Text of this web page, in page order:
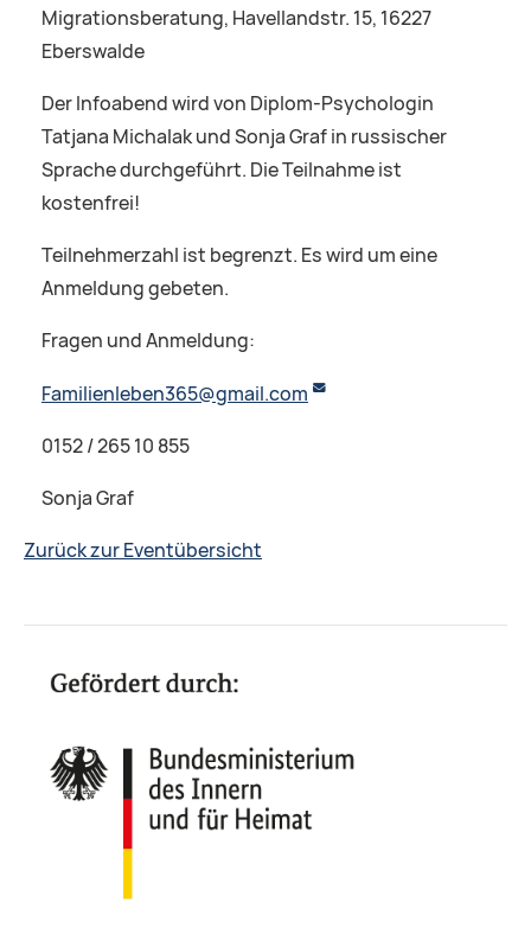
Migrationsberatung, Havellandstr. 15, 16227
Eberswalde
Der Infoabend wird von Diplom-Psychologin
Tatjana Michalak und Sonja Graf in russischer
Sprache durchgeführt. Die Teilnahme ist
kostenfrei!
Teilnehmerzahl ist begrenzt. Es wird um eine
Anmeldung gebeten.
Fragen und Anmeldung:
Familienleben365@gmail.com
0152 / 265 10 855
Sonja Graf
Zurück zur Eventübersicht